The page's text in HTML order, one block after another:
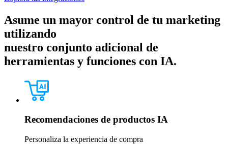
Asume un mayor control de tu marketing
utilizando
nuestro conjunto adicional de
herramientas y funciones con IA.
Recomendaciones de productos IA
Personaliza la experiencia de compra